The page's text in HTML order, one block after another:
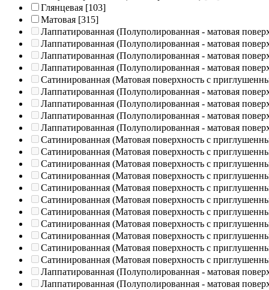
Глянцевая [103]
Матовая [315]
Лаппатированная (Полуполированная - матовая
Лаппатированная (Полуполированная - матовая
Лаппатированная (Полуполированная - матовая
Лаппатированная (Полуполированная - матовая
Сатинированная (Матовая поверхность с
Лаппатированная (Полуполированная - матовая
Лаппатированная (Полуполированная - матовая
Лаппатированная (Полуполированная - матовая
Лаппатированная (Полуполированная - матовая
Сатинированная (Матовая поверхность с
Сатинированная (Матовая поверхность с
Сатинированная (Матовая поверхность с
Сатинированная (Матовая поверхность с
Сатинированная (Матовая поверхность с
Сатинированная (Матовая поверхность с
Сатинированная (Матовая поверхность с
Сатинированная (Матовая поверхность с
Сатинированная (Матовая поверхность с
Сатинированная (Матовая поверхность с
Сатинированная (Матовая поверхность с
Лаппатированная (Полуполированная - матовая
Лаппатированная (Полуполированная - матовая